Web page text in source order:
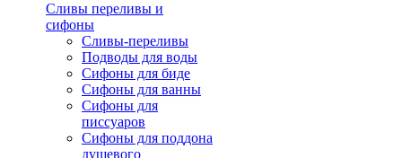
Сливы переливы и
сифоны
Сливы-переливы
Подводы для воды
Сифоны для биде
Сифоны для ванны
Сифоны для
писсуаров
Сифоны для поддона
душевого